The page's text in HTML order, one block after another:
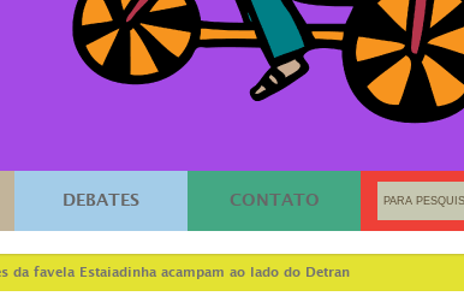
DEBATES CONTATO
da favela Estaiadinha acampam ao lado do Detran